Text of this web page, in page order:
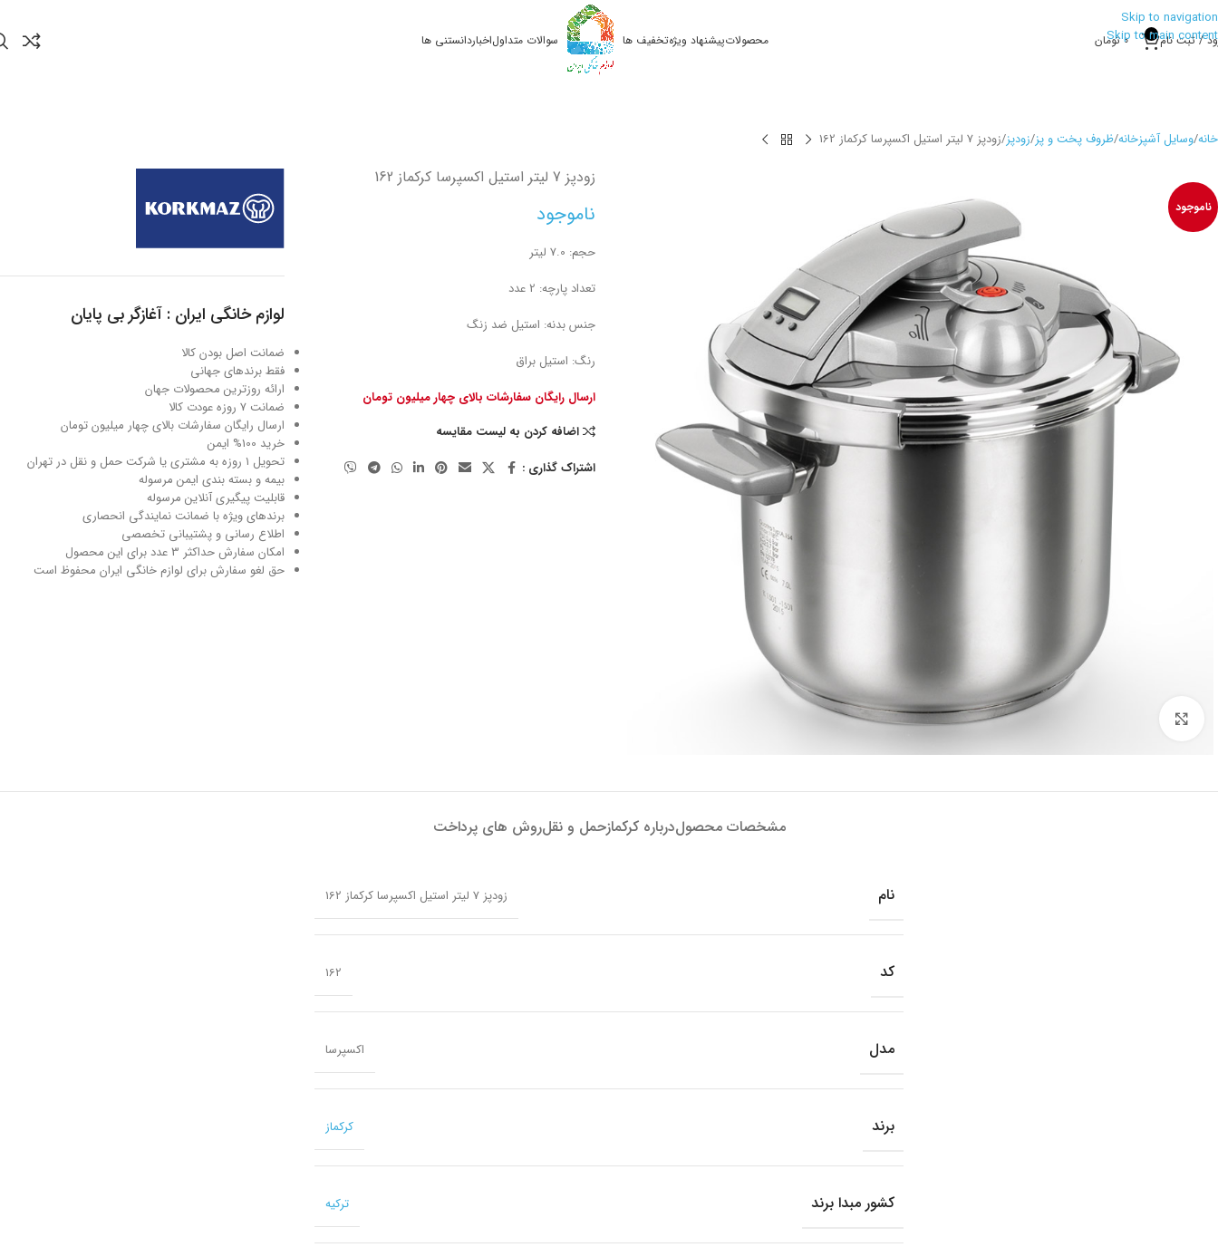
Skip to navigation
Skip to main content
/ ثبت نام 0
0 تومان محصولاتپیشنهاد ویژهتخفیف ها سوالات متداولاخباردانستنی ها
خانه وسایل آشپزخانه ظروف پخت و پز زودپز زودپز 7 لیتر استیل اکسپرسا کرکماز 162
ناموجود
زودپز 7 لیتر استیل اکسپرسا کرکماز 162
ناموجود
حجم: 7.0 لیتر
تعداد پارچه: 2 عدد
جنس بدنه: استیل ضد زنگ
رنگ: استیل براق
ارسال رایگان سفارشات بالای چهار میلیون تومان
اضافه کردن به لیست مقایسه
اشتراک گذاری :
لوازم خانگی ایران : آغازگر بی پایان
ضمانت اصل بودن کالا
فقط برندهای جهانی
ارائه روزترین محصولات جهان
ضمانت 7 روزه عودت کالا
ارسال رایگان سفارشات بالای چهار میلیون تومان
خرید 100% ایمن
تحویل ۱ روزه به مشتری یا شرکت حمل و نقل در تهران
بیمه و بسته بندی ایمن مرسوله
قابلیت پیگیری آنلاین مرسوله
برندهای ویژه با ضمانت نمایندگی انحصاری
اطلاع رسانی و پشتیبانی تخصصی
امکان سفارش حداکثر 3 عدد برای این محصول
حق لغو سفارش برای لوازم خانگی ایران محفوظ است
مشخصات محصولدرباره کرکمازحمل و نقلروش های پرداخت
نام زودپز 7 لیتر استیل اکسپرسا کرکماز 162
کد 162
مدل اکسپرسا
برند کرکماز
کشور مبدا برند ترکیه